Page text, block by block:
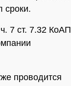
сроки.
7 ст. 7.32 КоАП
проводится